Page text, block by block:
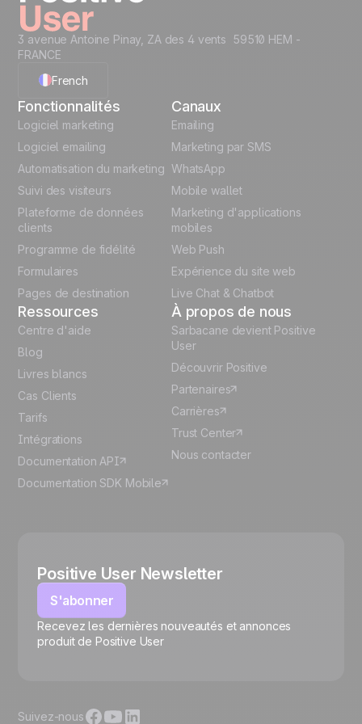
🍪
3 avenue Antoine Pinay, ZA des 4 vents 59510 HEM -
FRANCE
French
English
German
Italian
Fonctionnalités
Logiciel marketing
Logiciel emailing
Automatisation du marketing
Suivi des visiteurs
Plateforme de données
clients
Programme de fidélité
Formulaires
Pages de destination
Canaux
Emailing
Marketing par SMS
WhatsApp
Mobile wallet
Marketing d'applications
mobiles
Web Push
Expérience du site web
Live Chat & Chatbot
Ressources
Centre d'aide
Blog
Livres blancs
Cas Clients
Tarifs
Intégrations
Documentation API
Documentation SDK Mobile
À propos de nous
Sarbacane devient Positive
User
Découvrir Positive
Partenaires
Carrières
Trust Center
Nous contacter
Positive User Newsletter
S'abonner
Recevez les dernières nouveautés et annonces
produit de Positive User
Suivez-nous